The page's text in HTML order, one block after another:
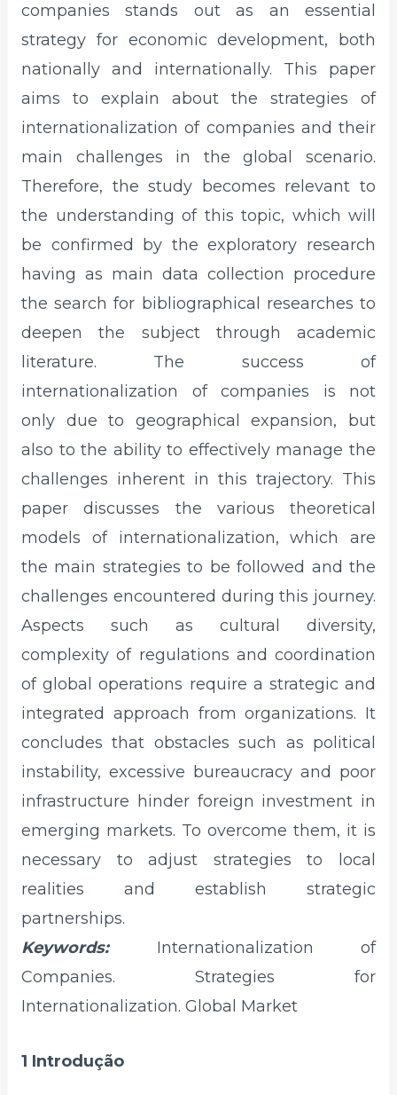
companies stands out as an essential
strategy for economic development, both
nationally and internationally. This paper
aims to explain about the strategies of
internationalization of companies and their
main challenges in the global scenario.
Therefore, the study becomes relevant to
the understanding of this topic, which will
be confirmed by the exploratory research
having as main data collection procedure
the search for bibliographical researches to
deepen the subject through academic
literature. The success of
internationalization of companies is not
only due to geographical expansion, but
also to the ability to effectively manage the
challenges inherent in this trajectory. This
paper discusses the various theoretical
models of internationalization, which are
the main strategies to be followed and the
challenges encountered during this journey.
Aspects such as cultural diversity,
complexity of regulations and coordination
of global operations require a strategic and
integrated approach from organizations. It
concludes that obstacles such as political
instability, excessive bureaucracy and poor
infrastructure hinder foreign investment in
emerging markets. To overcome them, it is
necessary to adjust strategies to local
realities and establish strategic
partnerships.
Keywords:
Internationalization of
Companies. Strategies for
Internationalization. Global Market
1 Introdução